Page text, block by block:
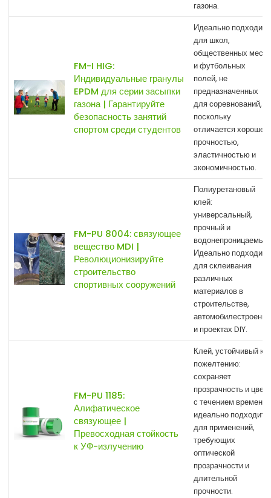
газона.
FM-I HIG:
Индивидуальные гранулы
EPDM для серии засыпки
газона | Гарантируйте
безопасность занятий
спортом среди студентов
Идеально подходит
для школ,
общественных мест
и футбольных
полей, не
предназначенных
для соревнований,
поскольку
отличается хорошей
прочностью,
эластичностью и
экономичностью.
FM-PU 8004: связующее
вещество MDI |
Революционизируйте
строительство
спортивных сооружений
Полиуретановый
клей:
универсальный,
прочный и
водонепроницаемый.
Идеально подходит
для склеивания
различных
материалов в
строительстве,
автомобилестроении
и проектах DIY.
FM-PU 1185:
Алифатическое
связующее |
Превосходная стойкость
к УФ-излучению
Клей, устойчивый к
пожелтению:
сохраняет
прозрачность и цвет
с течением времени,
идеально подходит
для применений,
требующих
оптической
прозрачности и
длительной
прочности.